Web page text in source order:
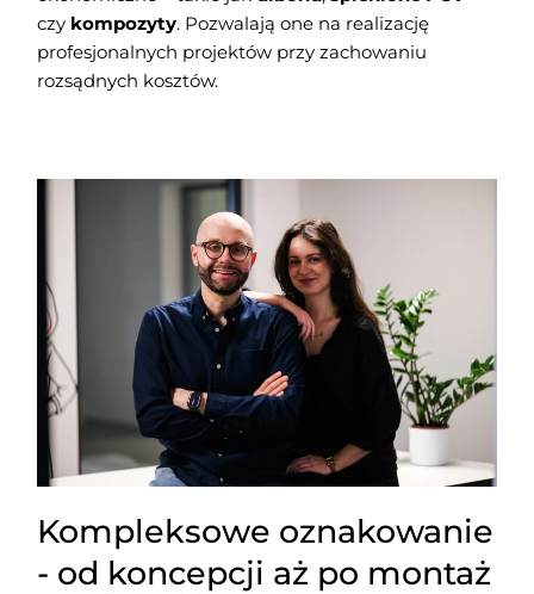
czy kompozyty. Pozwalają one na realizację
profesjonalnych projektów przy zachowaniu
rozsądnych kosztów.
Kompleksowe oznakowanie
- od koncepcji aż po montaż